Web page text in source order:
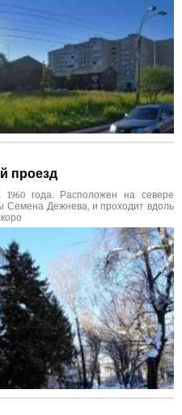
проезд
1960 года. Расположен на севере
Семена Дежнева, и проходит вдоль